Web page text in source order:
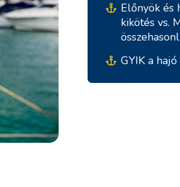
Előnyök és
kikötés vs.
GYIK a
Déli Bázisok
Marina Kremik, Primošten
Yachtklub Seget - Marina
Baotic